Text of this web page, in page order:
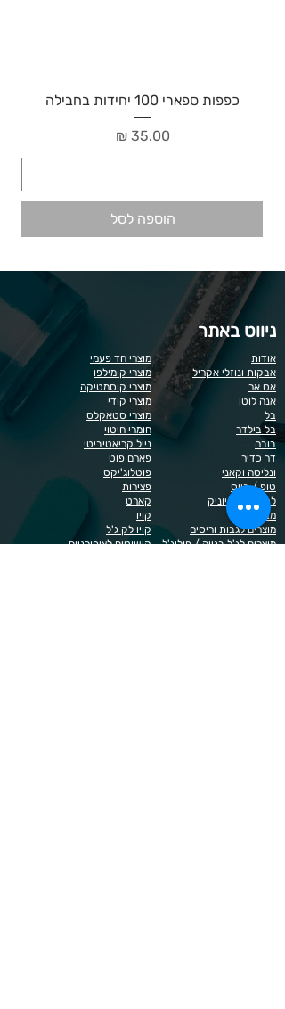
כפפות ספארי 100 יחידות בחבילה
מחיר‏35.00 ‏₪
הוספה לסל
ניווט באתר
מוצרי חד פעמי
מוצרי קומילפו
מוצרי קוסמטיקה
מוצרי קודי
מוצרי סטאקלס
חומרי חיטוי
נייל קריאטיביטי
פארם פוט
פוטלוג'יקס
פצירות
קארט
קויו
קויו לק ג'ל
קישוטים לציפורניים
אודות
אבקות ונוזלי אקריל
אס אר
אנה לוטן
בל
בל בילדר
בובה
דר כדיר
ונליסה וקאני
טופ / בייס
לק רגיל לה יוניק
מבצעים
מוצרים לגבות וריסים
מוצרים לג'ל בנייה / פוליג'ל